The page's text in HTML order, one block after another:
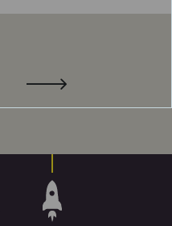
Информационно-поисковая